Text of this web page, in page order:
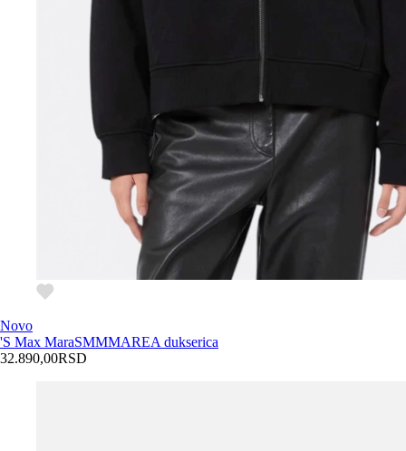
Novo
'S Max MaraSMMMAREA dukserica
32.890,00RSD